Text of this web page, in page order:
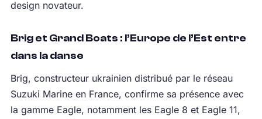
design novateur.
Brig et Grand Boats : l’Europe de l’Est entre
dans la danse
Brig, constructeur ukrainien distribué par le réseau
Suzuki Marine en France, confirme sa présence avec
la gamme Eagle, notamment les Eagle 8 et Eagle 11,